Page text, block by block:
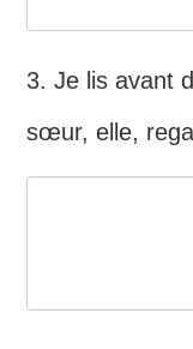
3. Je lis avant
sœur, elle,